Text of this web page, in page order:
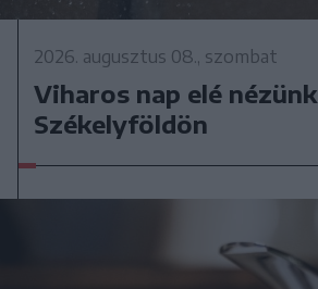
2026. augusztus 08., szombat
Viharos nap elé nézünk
Székelyföldön